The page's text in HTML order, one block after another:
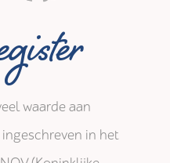
waarde aan
in het